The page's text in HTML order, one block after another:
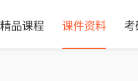
精品课程 课件资料 考